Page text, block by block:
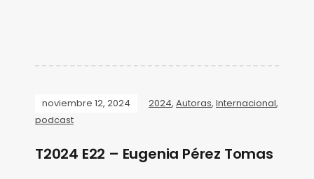
noviembre 12, 2024 2024, Autoras, Internacional,
podcast
T2024 E22 – Eugenia Pérez Tomas